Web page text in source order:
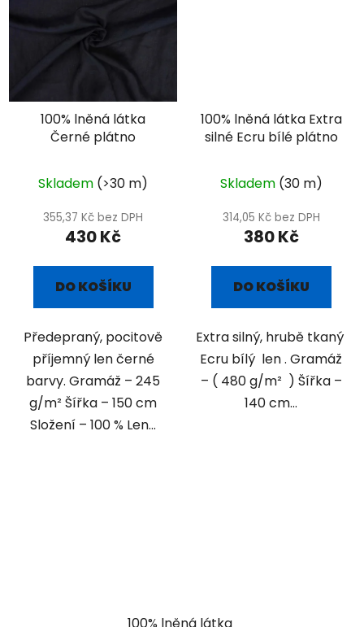
100% lněná látka
Černé plátno
Skladem (>30 m)
355,37 Kč bez DPH
430 Kč
DO KOŠÍKU
Předepraný, pocitově
příjemný len černé
barvy. Gramáž – 245
g/m² Šířka – 150 cm
Složení – 100 % Len...
100% lněná látka Extra
silné Ecru bílé plátno
Skladem (30 m)
314,05 Kč bez DPH
380 Kč
DO KOŠÍKU
Extra silný, hrubě tkaný
Ecru bílý len . Gramáž
– ( 480 g/m² ) Šířka –
140 cm...